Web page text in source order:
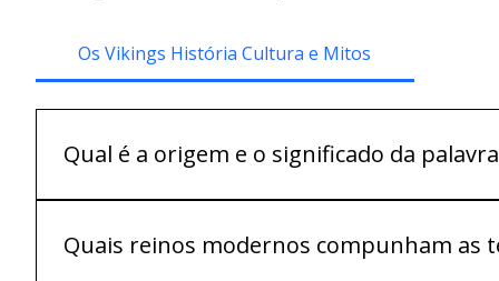
Os Vikings História Cultura e Mitos
Qual é a origem e o significado da
palavra vik: pode se referir à região de Viken na
termo para "mercador". Curiosamente, os próprios
Quais reinos modernos compunham as